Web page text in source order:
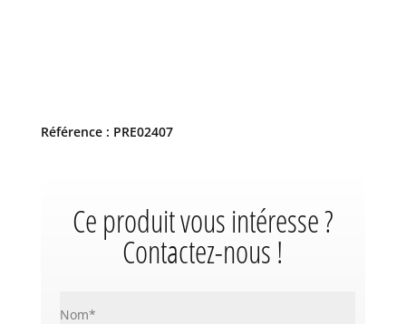
Référence : PRE02407
Ce produit vous intéresse ?
Contactez-nous !